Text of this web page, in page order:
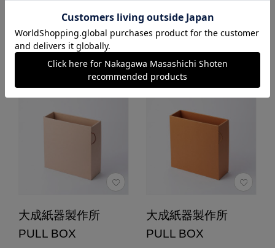
あとで買う
あとで買う
大成紙器製作所
PULL BOX
大成紙器製作所
PULL BOX